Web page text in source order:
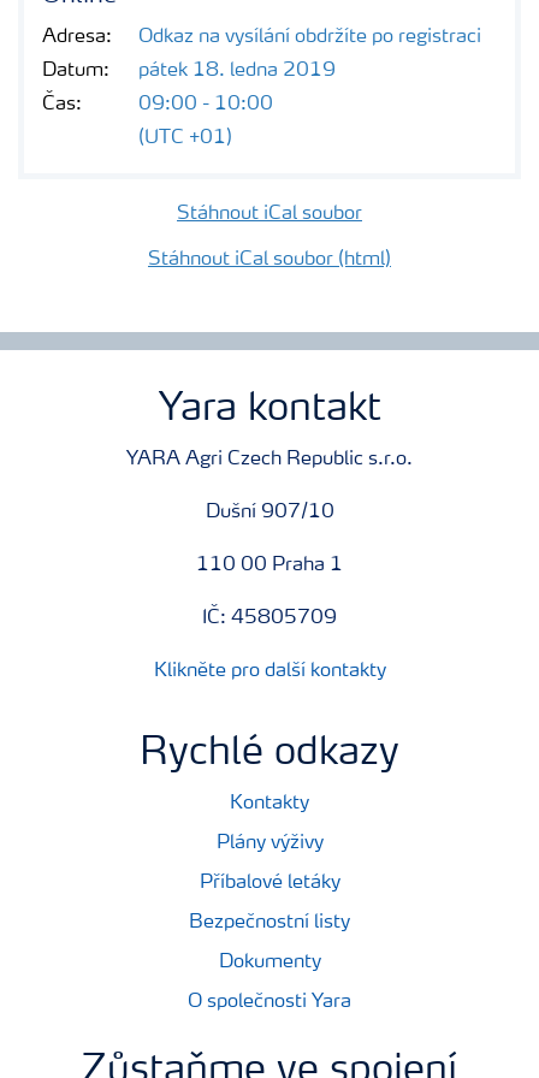
Adresa:
Odkaz na vysílání obdržíte po registraci
Datum:
pátek 18. ledna 2019
Čas:
09:00 - 10:00
(UTC +01)
Stáhnout iCal soubor
Stáhnout iCal soubor (html)
Yara kontakt
YARA Agri Czech Republic s.r.o.
Dušní 907/10
110 00 Praha 1
IČ: 45805709
Klikněte pro další kontakty
Rychlé odkazy
Kontakty
Plány výživy
Příbalové letáky
Bezpečnostní listy
Dokumenty
O společnosti Yara